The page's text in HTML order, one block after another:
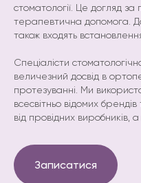
стоматології. Це догляд
терапевтична допомога.
також входять
Спеціалісти
величезний досвід в
протезуванні. Ми
всесвітньо відомих
від провідних виробників,
Записатися